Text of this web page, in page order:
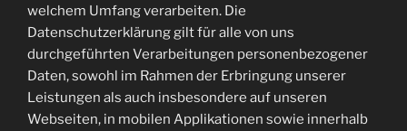
welchem Umfang verarbeiten. Die
Datenschutzerklärung gilt für alle von uns
durchgeführten Verarbeitungen personenbezogener
Daten, sowohl im Rahmen der Erbringung unserer
Leistungen als auch insbesondere auf unseren
Webseiten, in mobilen Applikationen sowie innerhalb